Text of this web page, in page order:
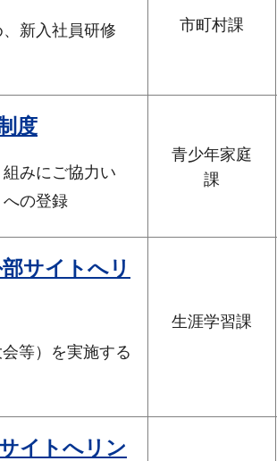
新入社員研修
市町村課
度
みにご協力い
の登録
青少年家庭
課
サイトへリ
等）を実施する
生涯学習課
イトへリン